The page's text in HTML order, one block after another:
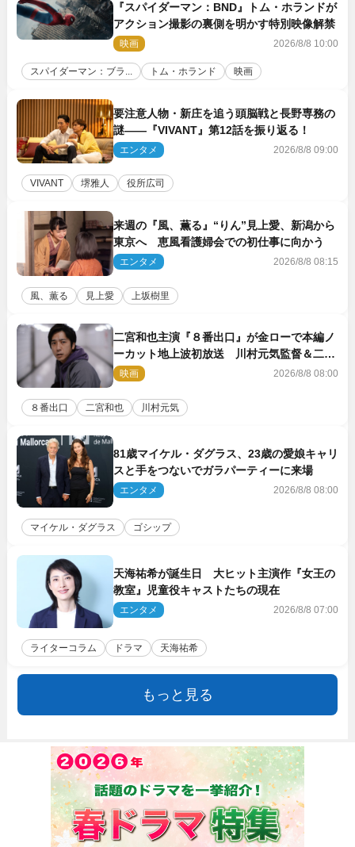
『スパイダーマン：BND』トム・ホランドが
アクション撮影の裏側を明かす特別映像解禁
映画 2026/8/8 10:00
スパイダーマン：ブラ... トム・ホランド 映画
要注意人物・新庄を追う頭脳戦と長野専務の
謎――『VIVANT』第12話を振り返る！
エンタメ 2026/8/8 09:00
VIVANT 堺雅人 役所広司
来週の『風、薫る』“りん”見上愛、新潟から
東京へ 恵風看護婦会での初仕事に向かう
エンタメ 2026/8/8 08:15
風、薫る 見上愛 上坂樹里
二宮和也主演『８番出口』が金ローで本編ノ
ーカット地上波初放送 川村元気監督＆二宮
コメント到着
映画 2026/8/8 08:00
８番出口 二宮和也 川村元気
81歳マイケル・ダグラス、23歳の愛娘キャリ
スと手をつないでガラパーティーに来場
エンタメ 2026/8/8 08:00
マイケル・ダグラス ゴシップ
天海祐希が誕生日 大ヒット主演作『女王の
教室』児童役キャストたちの現在
エンタメ 2026/8/8 07:00
ライターコラム ドラマ 天海祐希
もっと見る